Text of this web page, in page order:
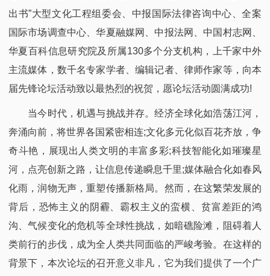
出书”大型文化工程组委会、中报国际法律咨询中心、全案
国际市场调查中心、华夏融媒网、中报法网、中国村志网、
华夏百科信息研究院及所属130多个分支机构，上千家中外
主流媒体，数千名专家学者、编辑记者、律师作家等，向本
届先锋论坛活动致以最热烈的祝贺，愿论坛活动圆满成功!​
当今时代，机遇与挑战并存。经济全球化如浩荡江河，
奔涌向前，将世界各国紧密相连;文化多元化似百花齐放，争
奇斗艳，展现出人类文明的丰富多彩;科技智能化如璀璨星
河，点亮创新之路，让信息传递瞬息千里;媒体融合化如春风
化雨，润物无声，重塑传播新格局。然而，在这繁荣发展的
背后，恐怖主义的阴霾、霸权主义的蛮横、贫富差距的鸿
沟、气候变化的危机等全球性挑战，如暗礁险滩，阻碍着人
类前行的步伐，成为全人类共同面临的严峻考验。在这样的
背景下，本次论坛的召开意义非凡，它为我们提供了一个广